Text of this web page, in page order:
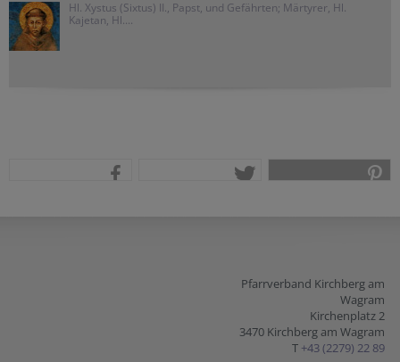
Hl. Xystus (Sixtus) II., Papst, und Gefährten; Märtyrer, Hl.
Kajetan, Hl....
Pfarrverband Kirchberg am
Wagram
Kirchenplatz 2
3470 Kirchberg am Wagram
T +43 (2279) 22 89